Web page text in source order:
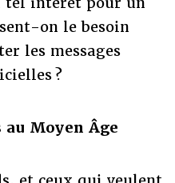
on le besoin
les messages
?
Moyen Âge